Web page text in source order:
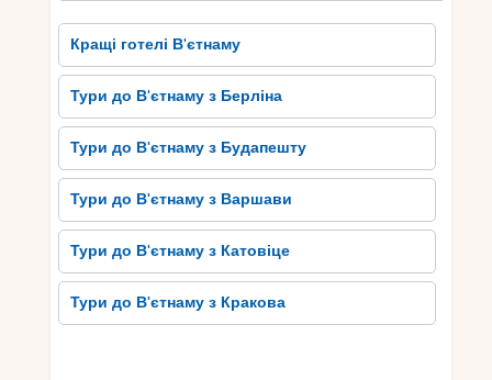
Кращі готелі В'єтнаму
Тури до В'єтнаму з Берліна
Тури до В'єтнаму з Будапешту
Тури до В'єтнаму з Варшави
Тури до В'єтнаму з Катовіце
Тури до В'єтнаму з Кракова